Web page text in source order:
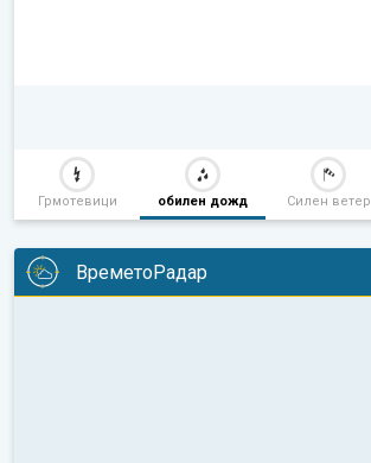
Грмотевици обилен дожд Силен ветер
ВреметоРадар